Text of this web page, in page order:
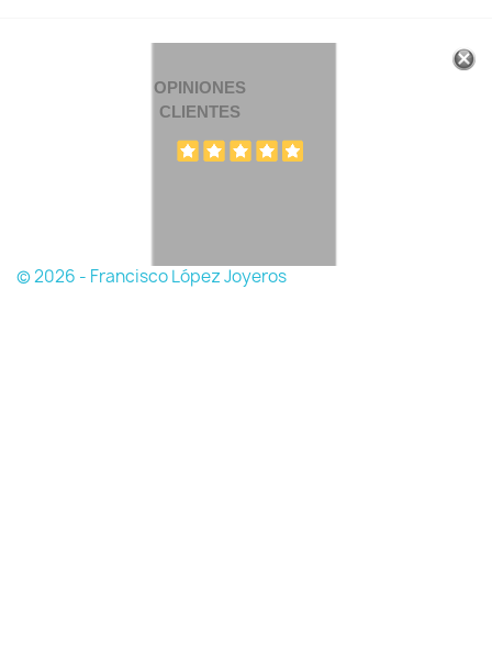
OPINIONES
CLIENTES
© 2026 - Francisco López Joyeros